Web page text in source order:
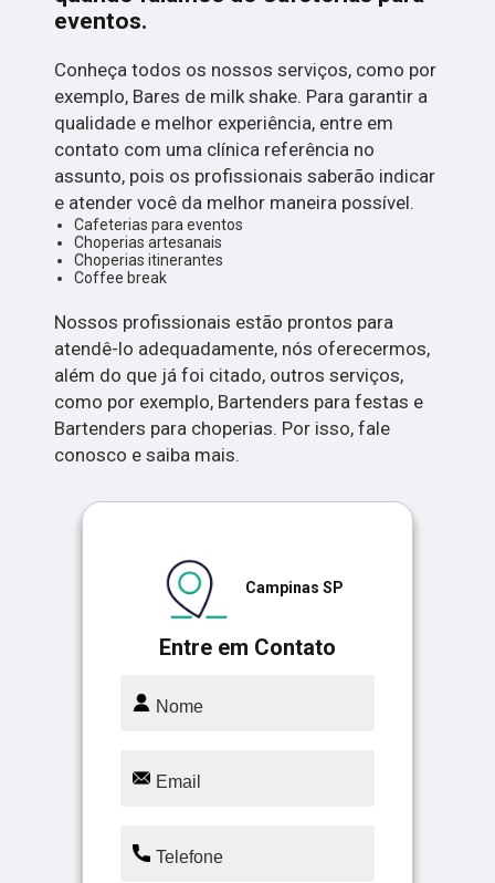
eventos.
Conheça todos os nossos serviços, como por
exemplo, Bares de milk shake. Para garantir a
qualidade e melhor experiência, entre em
contato com uma clínica referência no
assunto, pois os profissionais saberão indicar
e atender você da melhor maneira possível.
Cafeterias para eventos
Choperias artesanais
Choperias itinerantes
Coffee break
Nossos profissionais estão prontos para
atendê-lo adequadamente, nós oferecermos,
além do que já foi citado, outros serviços,
como por exemplo, Bartenders para festas e
Bartenders para choperias. Por isso, fale
conosco e saiba mais.
Entre em Contato
Campinas SP